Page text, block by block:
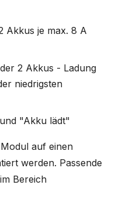
Akkus je max. 8 A
2 Akkus - Ladung
niedrigsten
"Akku lädt"
auf einen
werden. Passende
Bereich